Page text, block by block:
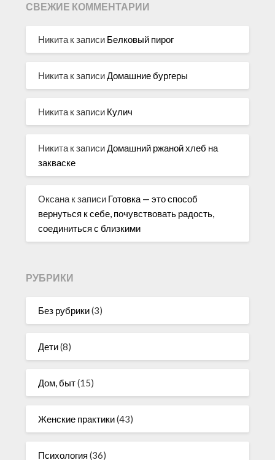
СВЕЖИЕ КОММЕНТАРИИ
Никита к записи Белковый пирог
Никита к записиДомашние бургеры
Никита к записи Кулич
Никита к записиДомашний ржаной хлеб на
закваске
Оксана к записи Готовка — это способ
вернуться к себе, почувствовать радость,
соединиться с близкими
РУБРИКИ
Без рубрики(3)
Дети(8)
Дом, быт(15)
Женские практики(43)
Психология (36)